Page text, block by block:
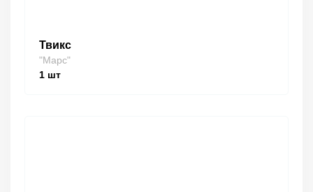
Твикс
"Марс"
1 шт